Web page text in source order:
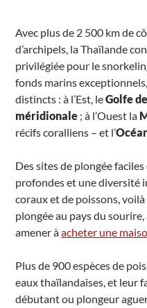
Avec plus de 2 500 km de
d’archipels, la Thaïlande
privilégiée pour le
fonds marins
distincts : à l’Est, leGolfe
méridionale ; à l’Ouest la
récifs coralliens – et l’
Des sites de plongée faciles
profondes et une diversité
coraux et de poissons,
plongée au pays du
amener àacheter une
Plus de 900 espèces de
eaux thaïlandaises, et leur
débutant ou plongeur